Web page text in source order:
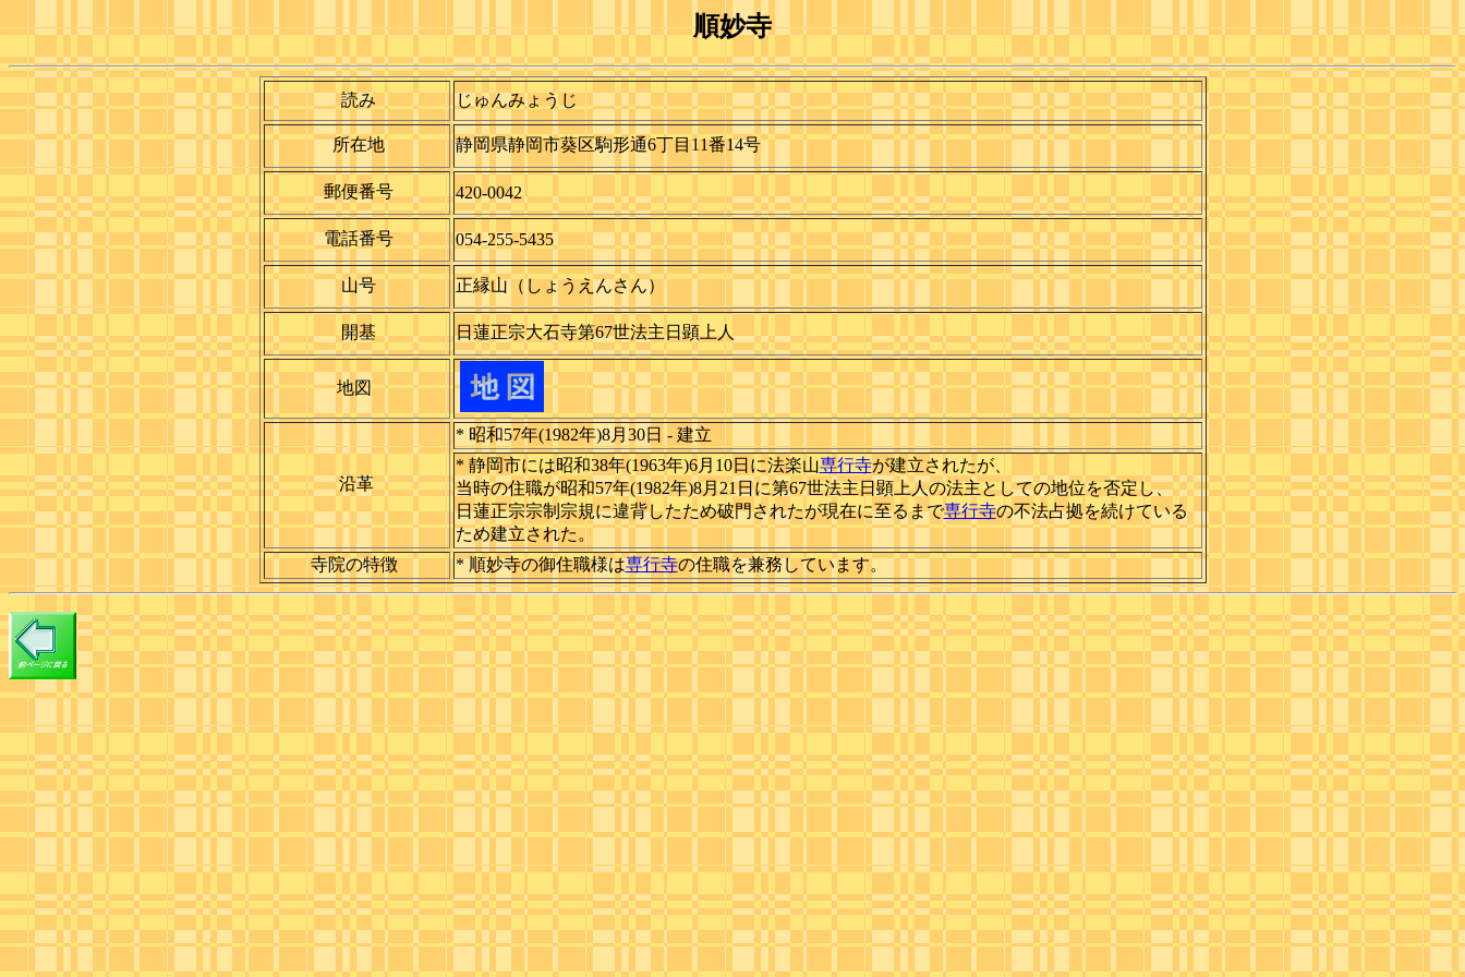
順妙寺
読み じゅんみょうじ
所在地 静岡県静岡市葵区駒形通6丁目11番14号
郵便番号 420-0042
電話番号 054-255-5435
山号 正縁山（しょうえんさん）
開基 日蓮正宗大石寺第67世法主日顕上人
地図
沿革
* 昭和57年(1982年)8月30日 - 建立
* 静岡市には昭和38年(1963年)6月10日に法楽山専行寺が建立されたが、
当時の住職が昭和57年(1982年)8月21日に第67世法主日顕上人の法主としての地位を否定し、
日蓮正宗宗制宗規に違背したため破門されたが現在に至るまで専行寺の不法占拠を続けている
ため建立された。
寺院の特徴
* 順妙寺の御住職様は専行寺の住職を兼務しています。